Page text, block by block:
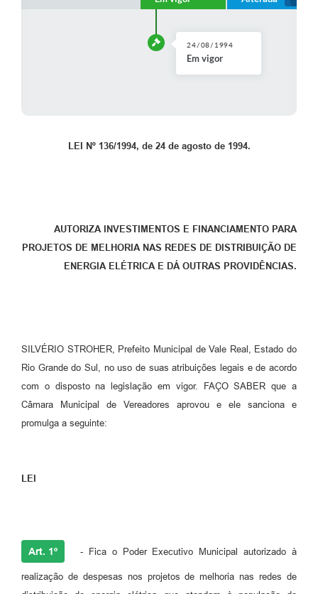
24/08/1994
Em vigor
LEI Nº 136/1994, de 24 de agosto de 1994.
AUTORIZA INVESTIMENTOS E FINANCIAMENTO PARA
PROJETOS DE MELHORIA NAS REDES DE DISTRIBUIÇÃO DE
ENERGIA ELÉTRICA E DÁ OUTRAS PROVIDÊNCIAS.
SILVÉRIO STROHER, Prefeito Municipal de Vale Real, Estado do
Rio Grande do Sul, no uso de suas atribuições legais e de acordo
com o disposto na legislação em vigor. FAÇO SABER que a
Câmara Municipal de Vereadores aprovou e ele sanciona e
promulga a seguinte:
LEI
Art. 1º - Fica o Poder Executivo Municipal autorizado à
realização de despesas nos projetos de melhoria nas redes de